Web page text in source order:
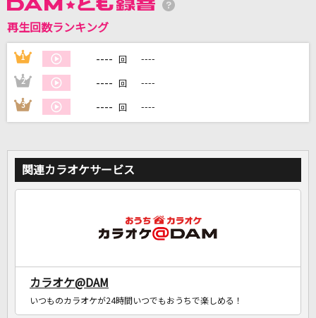
再生回数ランキング
1 ---- 回 ----
2 ---- 回 ----
3 ---- 回 ----
関連カラオケサービス
カラオケ@DAM
いつものカラオケが24時間いつでもおうちで楽しめる！